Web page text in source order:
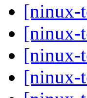
[ninux-
[ninux-
[ninux-
[ninux-